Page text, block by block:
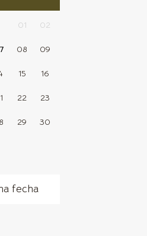
01 02
08 09
15 16
22 23
29 30
fecha